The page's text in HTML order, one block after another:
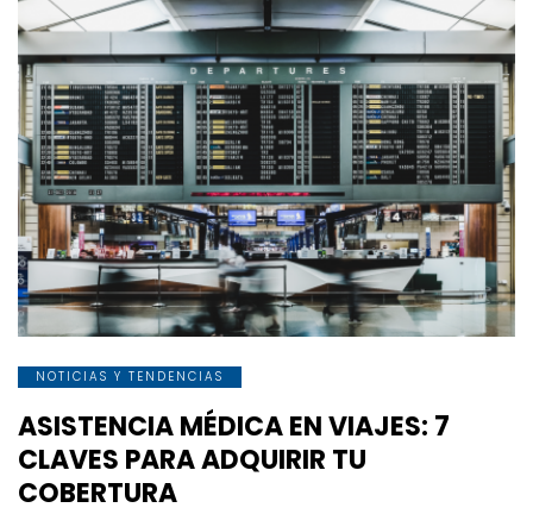
NOTICIAS Y TENDENCIAS
ASISTENCIA MÉDICA EN VIAJES: 7
CLAVES PARA ADQUIRIR TU
COBERTURA